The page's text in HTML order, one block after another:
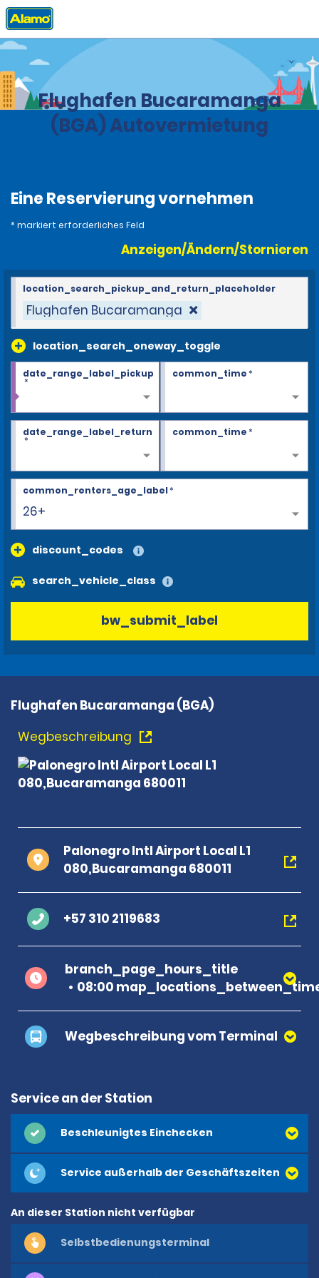
Privat Stationen
Flughafen Bucaramanga
(BGA) Autovermietung
Eine Reservierung vornehmen
* markiert erforderliches Feld
Anzeigen/Ändern/Stornieren
Flughafen Bucaramanga
location_search_oneway_toggle
location_search_pickup_and_return_placeholder
date_range_label_pickup
*
common_time*
date_range_label_return
*
common_time*
26+
common_renters_age_label*
discount_codes
search_vehicle_class
bw_submit_label
Flughafen Bucaramanga (BGA)
Wegbeschreibung
Palonegro Intl Airport Local L1
080,Bucaramanga 680011
+57 310 2119683
branch_page_hours_title
08:00
Wegbeschreibung vom Terminal
Service an der Station
Beschleunigtes Einchecken
Service außerhalb der Geschäftszeiten
An dieser Station nicht verfügbar
Selbstbedienungsterminal